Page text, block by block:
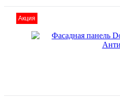
Акция